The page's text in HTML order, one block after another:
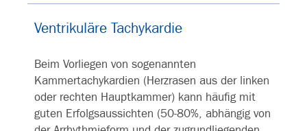
Ventrikuläre Tachykardie
Beim Vorliegen von sogenannten
Kammertachykardien (Herzrasen aus der linken
oder rechten Hauptkammer) kann häufig mit
guten Erfolgsaussichten (50-80%, abhängig von